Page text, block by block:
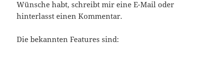
Wünsche habt, schreibt mir eine E-Mail oder
hinterlasst einen Kommentar.
Die bekannten Features sind: